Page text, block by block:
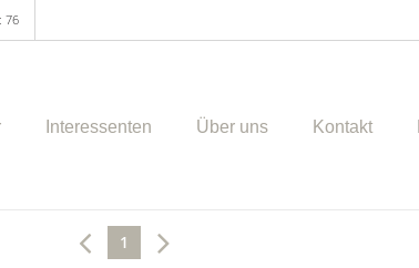
76
Interessenten Über uns Kontakt
1